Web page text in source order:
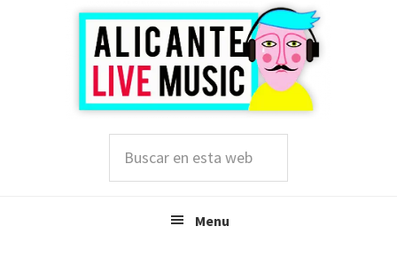
esta
Menu